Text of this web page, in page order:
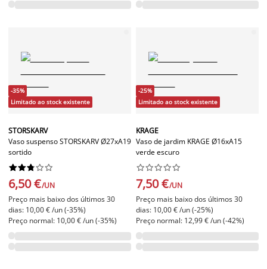
-35%
Limitado ao stock existente
STORSKARV
Vaso suspenso STORSKARV Ø27xA19
sortido






6,50 €/UN
Preço mais baixo dos últimos 30
dias: 10,00 € /un (-35%)
Preço normal: 10,00 € /un (-35%)
-25%
Limitado ao stock existente
KRAGE
Vaso de jardim KRAGE Ø16xA15
verde escuro






7,50 €/UN
Preço mais baixo dos últimos 30
dias: 10,00 € /un (-25%)
Preço normal: 12,99 € /un (-42%)